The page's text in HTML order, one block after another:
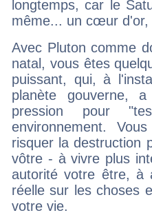
longtemps, car le
même... un cœur d'or,
Avec Pluton comme
natal, vous êtes
puissant, qui, à
planète gouverne,
pression pour
environnement.
risquer la destruction
vôtre - à vivre plus
autorité votre être, à
réelle sur les choses
votre vie.